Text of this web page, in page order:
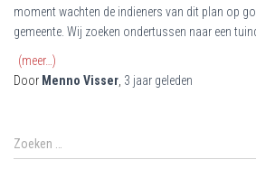
moment wachten de indieners van dit plan op
gemeente. Wij zoeken ondertussen naar een
(meer…)
Door Menno Visser 3 jaar geleden
Z
o
Zoeken …